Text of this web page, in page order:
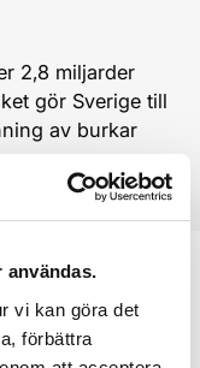
användas.
vi kan göra det
förbättra
2,8 miljarder
gör Sverige till
av burkar